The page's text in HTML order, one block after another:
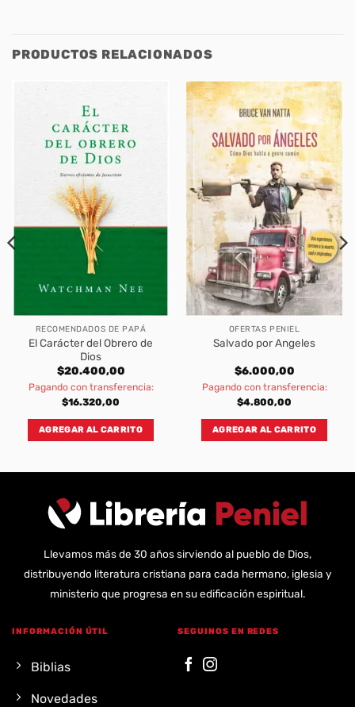
PRODUCTOS RELACIONADOS
RECOMENDADOS DE PAPÁ
El Carácter del Obrero de
Dios
$20.400,00
Pagando con transferencia:
$16.320,00
AGREGAR AL CARRITO
OFERTAS PENIEL
Salvado por Angeles
$6.000,00
Pagando con transferencia:
$4.800,00
AGREGAR AL CARRITO
Llevamos más de 30 años sirviendo al pueblo de Dios,
distribuyendo literatura cristiana para cada hermano, iglesia y
ministerio que progresa en su edificación espiritual.
INFORMACIÓN ÚTIL
Biblias
Novedades
SEGUINOS EN REDES